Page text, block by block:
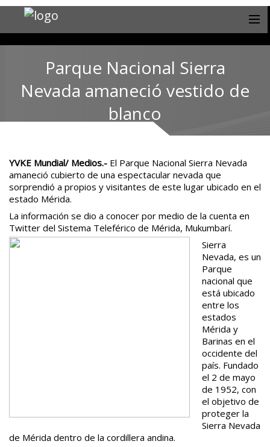
Parque Nacional Sierra
Nevada amaneció vestido de
blanco
YVKE Mundial/ Medios.- El Parque Nacional Sierra Nevada
amaneció cubierto de una espectacular nevada que
sorprendió a propios y visitantes de este lugar ubicado en el
estado Mérida.
La información se dio a conocer por medio de la cuenta en
Twitter del Sistema Teleférico de Mérida, Mukumbarí.
Sierra
Nevada, es un
Parque
nacional que
está ubicado
entre los
estados
Mérida y
Barinas en el
occidente del
país. Fundado
el 2 de mayo
de 1952, con
el objetivo de
proteger la
Sierra Nevada
de Mérida dentro de la cordillera andina.